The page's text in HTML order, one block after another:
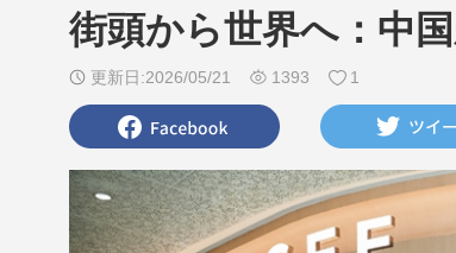
街頭から世界へ：中
更新日:2026/05/21 1393 1